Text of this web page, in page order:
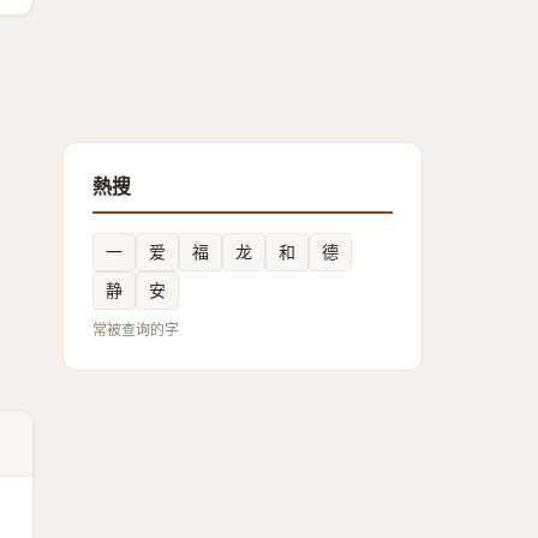
熱搜
一 爱 福 龙 和
德
静
安
常被查询的字